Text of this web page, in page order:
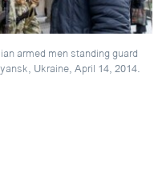
armed men standing guard
Ukraine, April 14, 2014.